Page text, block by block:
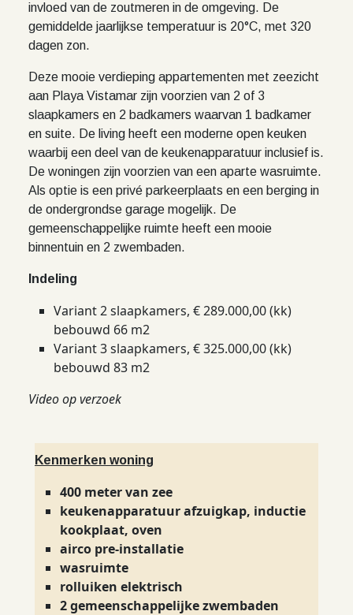
invloed van de zoutmeren in de omgeving. De
gemiddelde jaarlijkse temperatuur is 20°C, met 320
dagen zon.
Deze mooie verdieping appartementen met zeezicht
aan Playa Vistamar zijn voorzien van 2 of 3
slaapkamers en 2 badkamers waarvan 1 badkamer
en suite. De living heeft een moderne open keuken
waarbij een deel van de keukenapparatuur inclusief is.
De woningen zijn voorzien van een aparte wasruimte.
Als optie is een privé parkeerplaats en een berging in
de ondergrondse garage mogelijk. De
gemeenschappelijke ruimte heeft een mooie
binnentuin en 2 zwembaden.
Indeling
Variant 2 slaapkamers, € 289.000,00 (kk)
bebouwd 66 m2
Variant 3 slaapkamers, € 325.000,00 (kk)
bebouwd 83 m2
Video op verzoek
Kenmerken woning
400 meter van zee
keukenapparatuur afzuigkap, inductie
kookplaat, oven
airco pre-installatie
wasruimte
rolluiken elektrisch
2 gemeenschappelijke zwembaden